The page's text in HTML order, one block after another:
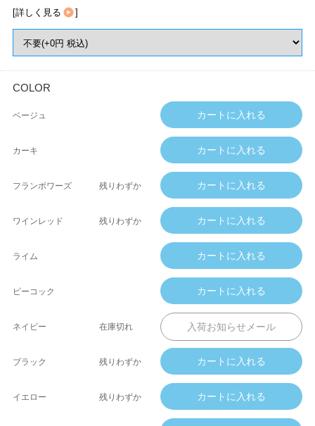
[詳しく見る ]
COLOR
ベージュ
カーキ
フランボワーズ 残りわずか
ワインレッド 残りわずか
ライム
ピーコック
ネイビー 在庫切れ
ブラック 残りわずか
イエロー 残りわずか